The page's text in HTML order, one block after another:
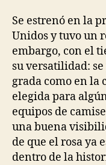
Se estrenó en la
Unidos y tuvo un
embargo, con el
su versatilidad:
grada como en la
elegida para
equipos de
una buena
de que el rosa ya
dentro de la